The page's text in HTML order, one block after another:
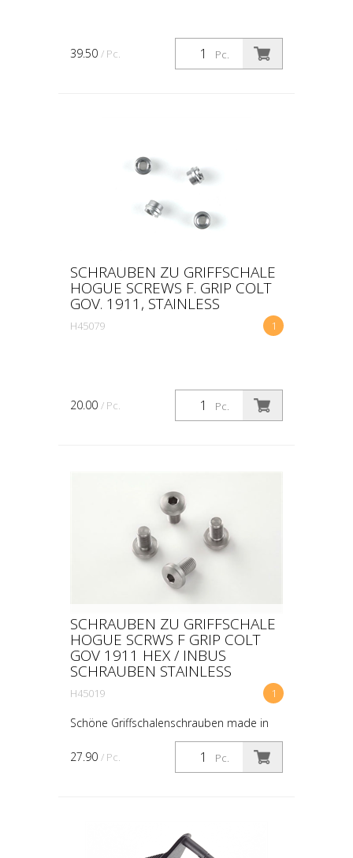
Pc.
39.50 / Pc.
SCHRAUBEN ZU GRIFFSCHALE
HOGUE SCREWS F. GRIP COLT
GOV. 1911, STAINLESS
1
H45079
Pc.
20.00 / Pc.
SCHRAUBEN ZU GRIFFSCHALE
HOGUE SCRWS F GRIP COLT
GOV 1911 HEX / INBUS
SCHRAUBEN STAINLESS
1
H45019
Schöne Griffschalenschrauben made in
Pc.
27.90 / Pc.